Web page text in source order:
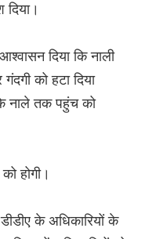
दिया।
दिया कि नाली
को हटा दिया
नाले तक पहुंच को
होगी।
के अधिकारियों के